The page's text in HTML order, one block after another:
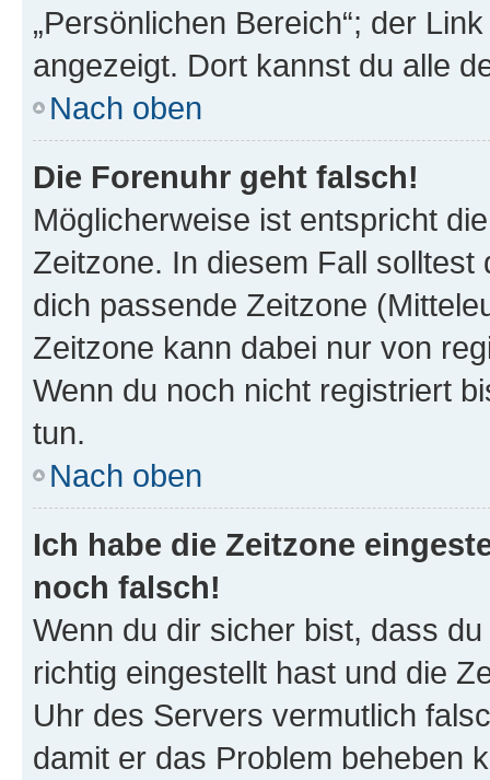
„Persönlichen Bereich“; der
angezeigt. Dort kannst du alle
Nach oben
Die Forenuhr geht falsch!
Möglicherweise ist entspricht
Zeitzone. In diesem Fall solltest
dich passende Zeitzone
Zeitzone kann dabei nur von
Wenn du noch nicht registriert
tun.
Nach oben
Ich habe die Zeitzone
noch falsch!
Wenn du dir sicher bist, dass
richtig eingestellt hast und die
Uhr des Servers vermutlich
damit er das Problem beheben